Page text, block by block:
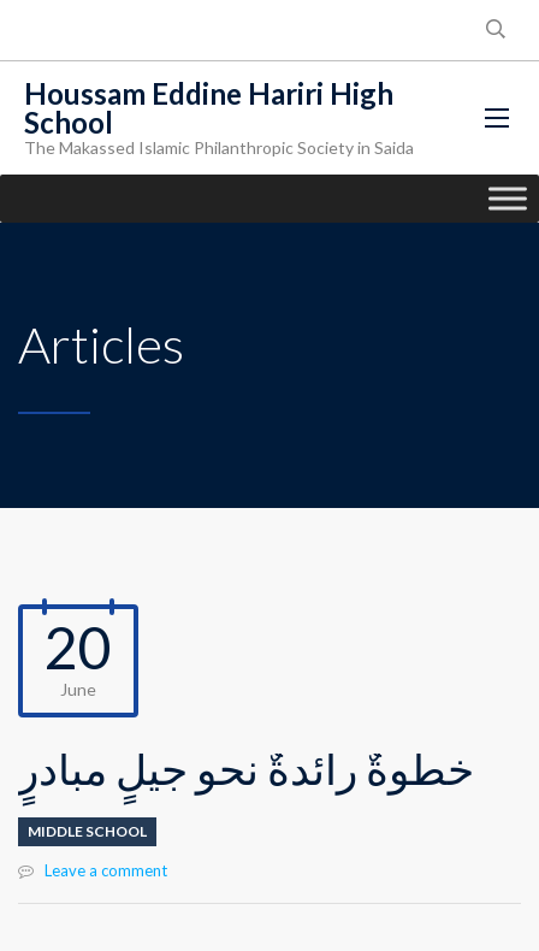
Houssam Eddine Hariri High
School
The Makassed Islamic Philanthropic Society in Saida
Articles
20
June
خطوةٌ رائدةٌ نحو جيلٍ مبادرٍ
MIDDLE SCHOOL
Leave a comment